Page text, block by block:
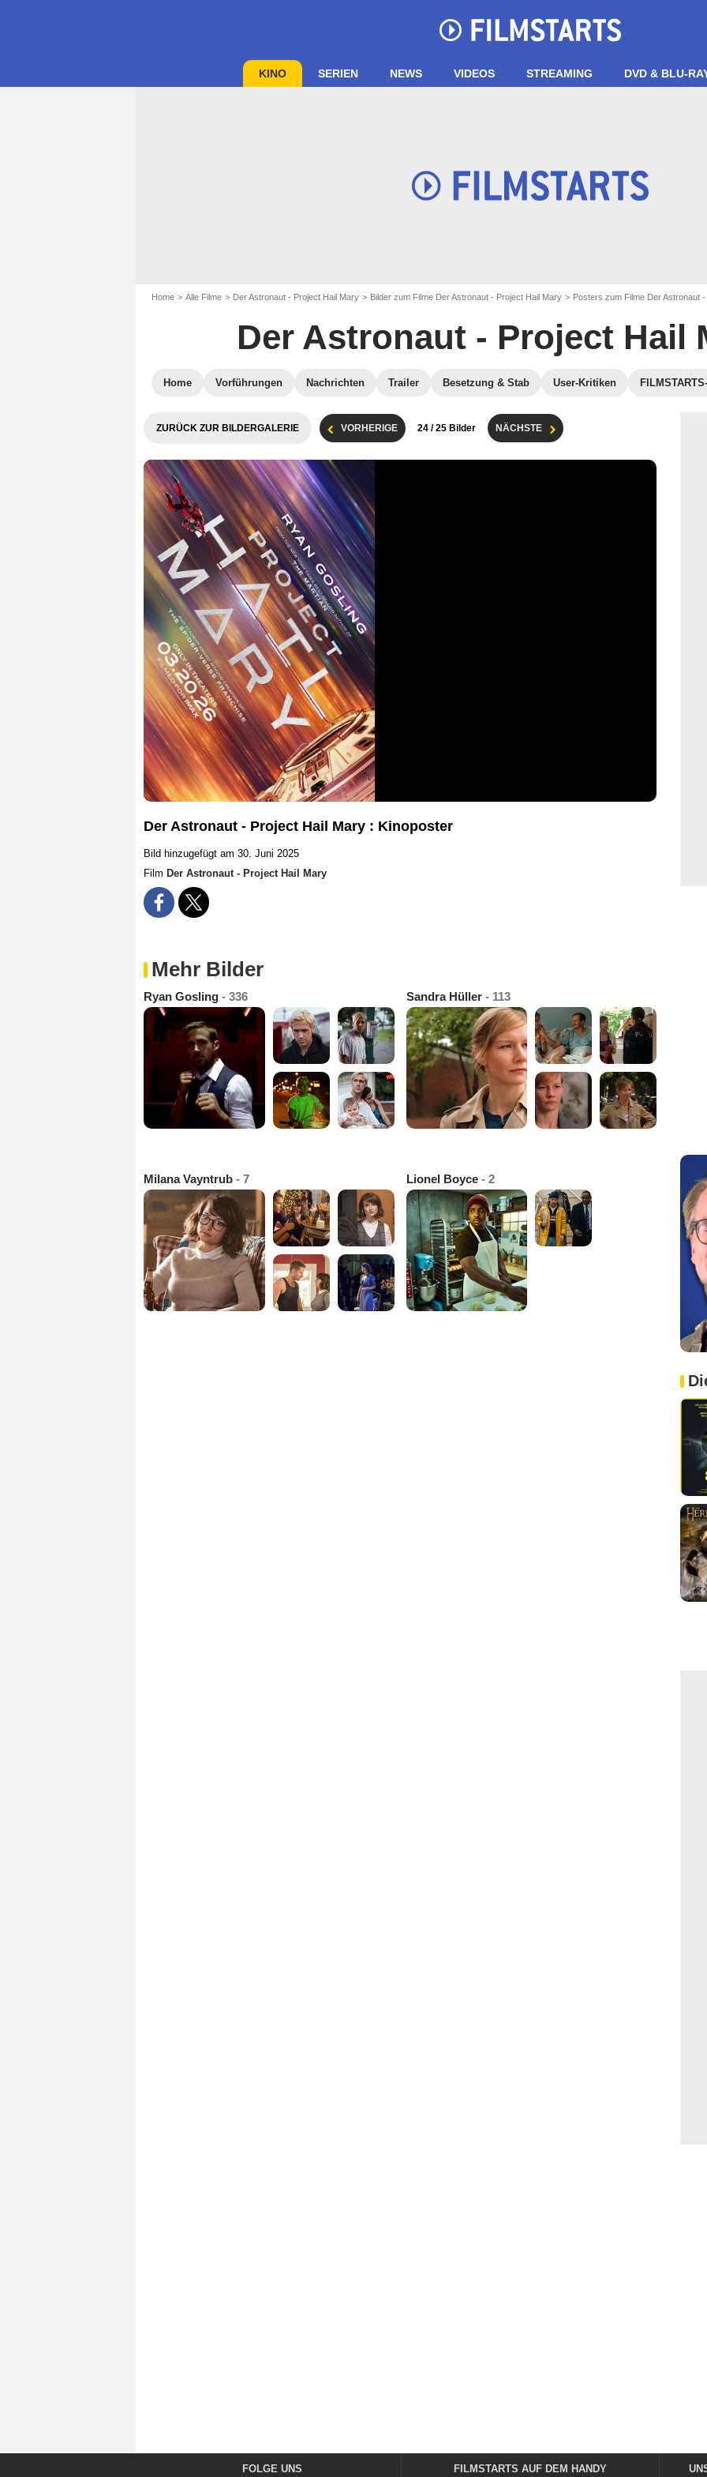
KINO SERIEN NEWS VIDEOS STREAMING DVD & BLU-
Home Alle Filme Der Astronaut - Project Hail Mary Bilder zum Filme Der Astronaut - Project Hail Mary Posters zum Filme Der Astronaut
Der Astronaut - Project Hail
Home Vorführungen Nachrichten Trailer Besetzung & Stab User-Kritiken
ZURÜCK ZUR BILDERGALERIE VORHERIGE 24 / 25 Bilder NÄCHSTE
Der Astronaut - Project Hail Mary : Kinoposter
Bild hinzugefügt am 30. Juni 2025
Film Der Astronaut - Project Hail Mary
Mehr Bilder
Ryan Gosling - 336 Sandra Hüller - 113
Milana Vayntrub - 7 Lionel Boyce - 2
FOLGE UNS FILMSTARTS AUF DEM HANDY